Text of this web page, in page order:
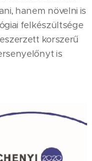
hanem növelni is
felkészültsége
korszerű
is